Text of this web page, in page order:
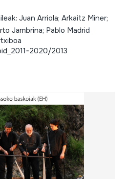
Juan Arriola; Arkaitz Miner;
Jambrina; Pablo Madrid
2020/2013